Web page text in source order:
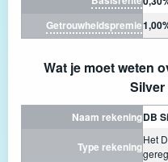
Getrouwheidspremie
Wat je moet weten
Naam rekeningDB
Type rekening
Het